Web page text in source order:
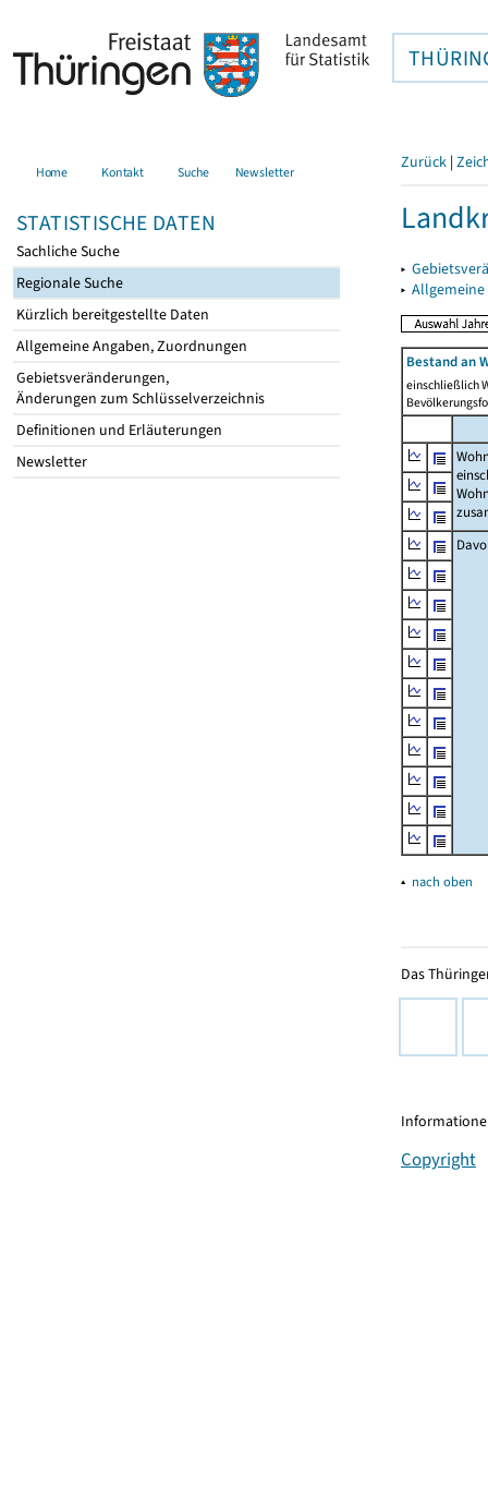
Home Kontakt Suche Newsletter
STATISTISCHE DATEN
Sachliche Suche
Regionale Suche
Kürzlich bereitgestellte Daten
Allgemeine Angaben, Zuordnungen
Gebietsveränderungen,
Änderungen zum Schlüsselverzeichnis
Definitionen und Erläuterungen
Newsletter
Zurück |
▸
▸
Bestand an
einschließlich
▴ nach oben
Das
Copyright